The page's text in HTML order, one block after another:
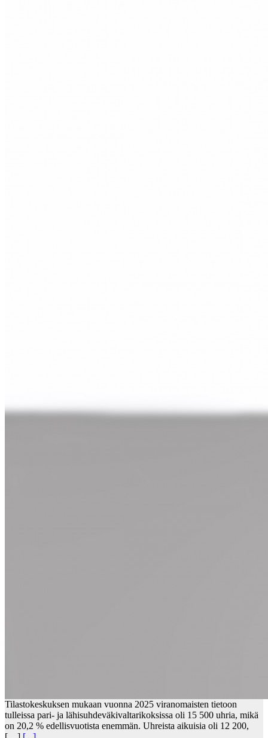
Tilastokeskuksen mukaan vuonna 2025 viranomaisten tietoon
tulleissa pari- ja lähisuhdeväkivaltarikoksissa oli 15 500 uhria, mikä
on 20,2 % edellisvuotista enemmän. Uhreista aikuisia oli 12 200,